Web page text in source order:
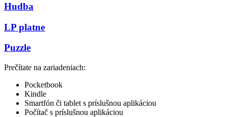
Hudba
LP platne
Puzzle
Prečítate na zariadeniach:
Pocketbook
Kindle
Smartfón či tablet s príslušnou aplikáciou
Počítač s príslušnou aplikáciou